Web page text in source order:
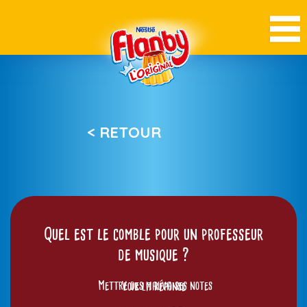
< RETOUR
Quel est le comble pour un professeur
de musique ?
Voir la réponse
Mettre des mauvaises notes